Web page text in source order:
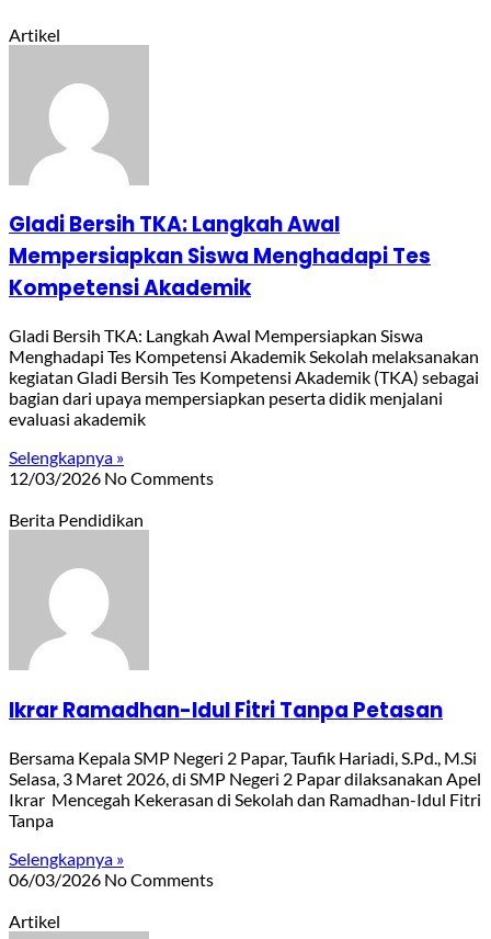
Artikel
Gladi Bersih TKA: Langkah Awal
Mempersiapkan Siswa Menghadapi Tes
Kompetensi Akademik
Gladi Bersih TKA: Langkah Awal Mempersiapkan Siswa
Menghadapi Tes Kompetensi Akademik Sekolah melaksanakan
kegiatan Gladi Bersih Tes Kompetensi Akademik (TKA) sebagai
bagian dari upaya mempersiapkan peserta didik menjalani
evaluasi akademik
Selengkapnya »
12/03/2026 No Comments
Berita Pendidikan
Ikrar Ramadhan-Idul Fitri Tanpa Petasan
Bersama Kepala SMP Negeri 2 Papar, Taufik Hariadi, S.Pd., M.Si
Selasa, 3 Maret 2026, di SMP Negeri 2 Papar dilaksanakan Apel
Ikrar Mencegah Kekerasan di Sekolah dan Ramadhan-Idul Fitri
Tanpa
Selengkapnya »
06/03/2026 No Comments
Artikel